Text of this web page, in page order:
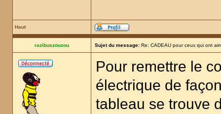
Haut
razibuszouzou Sujet du message: Re: CADEAU pour ceux qui ont
Pour remettre le
électrique de
tableau se trouve